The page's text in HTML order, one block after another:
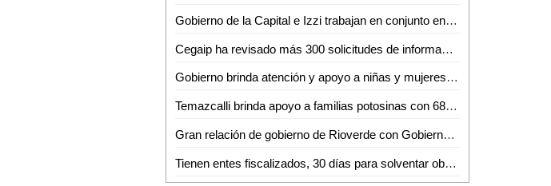
Gobierno de la Capital e Izzi trabajan en conjunto en el embellecimiento de San Luis Potosí
Cegaip ha revisado más 300 solicitudes de información de las dependencias "opacas"
Gobierno brinda atención y apoyo a niñas y mujeres indígenas
Temazcalli brinda apoyo a familias potosinas con 68 mil atenciones
Gran relación de gobierno de Rioverde con Gobierno del Estado: Arnulfo Urbiola
Tienen entes fiscalizados, 30 días para solventar observaciones: IFSE